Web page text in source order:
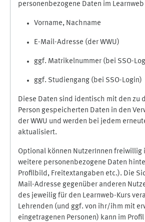
personenbezogene Daten im
Vorname, Nachname
E-Mail-Adresse (der WWU)
ggf. Matrikelnummer (bei SSO-
ggf. Studiengang (bei SSO-Login)
Diese Daten sind identisch mit den zu
Person gespeicherten Daten in den
der WWU und werden bei jedem
aktualisiert.
Optional können NutzerInnen freiwillig
weitere personenbezogene Daten
Profilbild, Freitextangaben etc.). Die
Mail-Adresse gegenüber anderen
des jeweilig für den Learnweb-Kurs
Lehrenden (und ggf. von ihr/ihm mit
eingetragenen Personen) kann im